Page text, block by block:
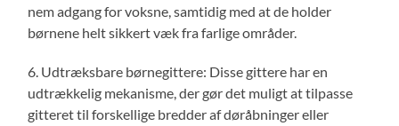
nem adgang for voksne, samtidig med at de holder
børnene helt sikkert væk fra farlige områder.
6. Udtræksbare børnegittere: Disse gittere har en
udtrækkelig mekanisme, der gør det muligt at tilpasse
gitteret til forskellige bredder af døråbninger eller